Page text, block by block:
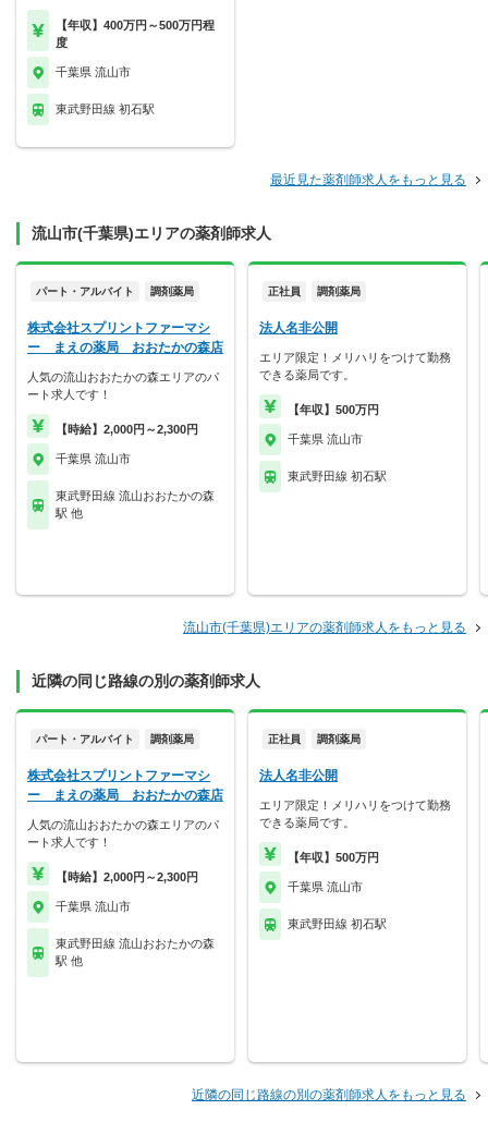
【年収】400万円～500万円程
度
千葉県 流山市
東武野田線 初石駅
最近見た薬剤師求人をもっと見る
流山市(千葉県)エリアの薬剤師求人
パート・アルバイト 調剤薬局
株式会社スプリントファーマシ
ー まえの薬局 おおたかの森店
人気の流山おおたかの森エリアのパ
ート求人です！
【時給】2,000円～2,300円
千葉県 流山市
東武野田線 流山おおたかの森
駅 他
正社員 調剤薬局
法人名非公開
エリア限定！メリハリをつけて勤務
できる薬局です。
【年収】500万円
千葉県 流山市
東武野田線 初石駅
流山市(千葉県)エリアの薬剤師求人をもっと見る
近隣の同じ路線の別の薬剤師求人
パート・アルバイト 調剤薬局
株式会社スプリントファーマシ
ー まえの薬局 おおたかの森店
人気の流山おおたかの森エリアのパ
ート求人です！
【時給】2,000円～2,300円
千葉県 流山市
東武野田線 流山おおたかの森
駅 他
正社員 調剤薬局
法人名非公開
エリア限定！メリハリをつけて勤務
できる薬局です。
【年収】500万円
千葉県 流山市
東武野田線 初石駅
近隣の同じ路線の別の薬剤師求人をもっと見る